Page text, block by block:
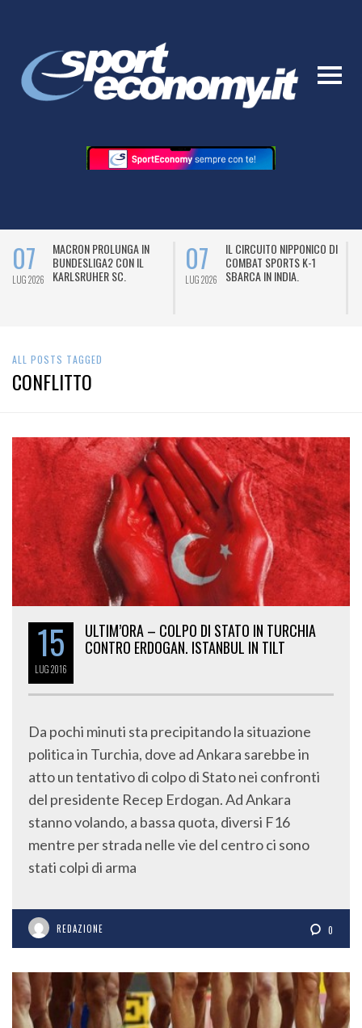
07
LUG 2026
MACRON PROLUNGA IN
BUNDESLIGA2 CON IL
KARLSRUHER SC.
07
LUG 2026
IL CIRCUITO NIPPONICO DI
COMBAT SPORTS K-1
SBARCA IN INDIA.
ALL POSTS TAGGED
CONFLITTO
15
LUG2016
ULTIM’ORA – COLPO DI STATO IN TURCHIA
CONTRO ERDOGAN. ISTANBUL IN TILT
Da pochi minuti sta precipitando la situazione
politica in Turchia, dove ad Ankara sarebbe in
atto un tentativo di colpo di Stato nei confronti
del presidente Recep Erdogan. Ad Ankara
stanno volando, a bassa quota, diversi F16
mentre per strada nelle vie del centro ci sono
stati colpi di arma
REDAZIONE 0